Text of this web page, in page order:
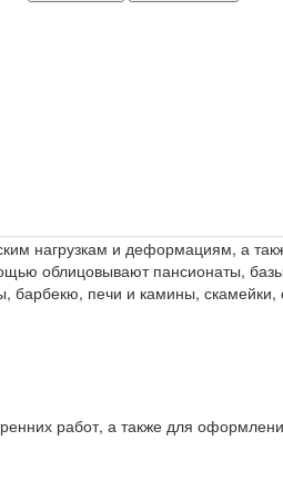
нагрузкам и деформациям, а
облицовывают пансионаты,
барбекю, печи и камины, скамейки,
работ, а также для